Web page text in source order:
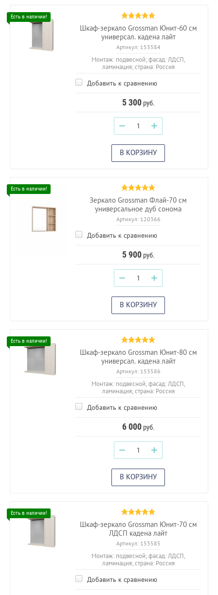
Шкаф-зеркало Grossman Юнит-60 см
универсал. кадена лайт
Артикул:153584
Монтаж: подвесной; фасад: ЛДСП,
ламинация; страна: Россия
Добавить к сравнению
5 300руб.
− +
В КОРЗИНУ
Зеркало Grossman Флай-70 см
универсальное дуб сонома
Артикул:120366
Добавить к сравнению
5 900руб.
− +
В КОРЗИНУ
Шкаф-зеркало Grossman Юнит-80 см
универсал. кадена лайт
Артикул:153586
Монтаж: подвесной; фасад: ЛДСП,
ламинация; страна: Россия
Добавить к сравнению
6 000руб.
− +
В КОРЗИНУ
Шкаф-зеркало Grossman Юнит-70 см
ЛДСП кадена лайт
Артикул:153585
Монтаж: подвесной; фасад: ЛДСП,
ламинация; страна: Россия
Добавить к сравнению